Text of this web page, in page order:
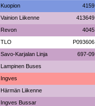
Kuopion 4159
Vainion Liikenne 413649
Revon 4045
TLO P093606
Savo-Karjalan Linja 697-09
Lampinen Buses
Ingves
Härmän Liikenne
Ingves Bussar